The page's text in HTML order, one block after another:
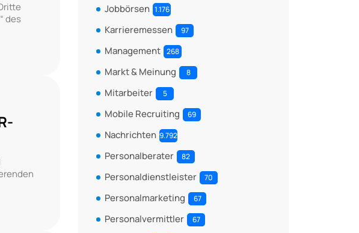
des
Jobbörsen 1.176
Karrieremessen 97
Management 268
Markt & Meinung 8
Mitarbeiter 5
Mobile Recruiting 69
Nachrichten 9.792
Personalberater 82
Personaldienstleister 70
Personalmarketing 67
Personalvermittler 67